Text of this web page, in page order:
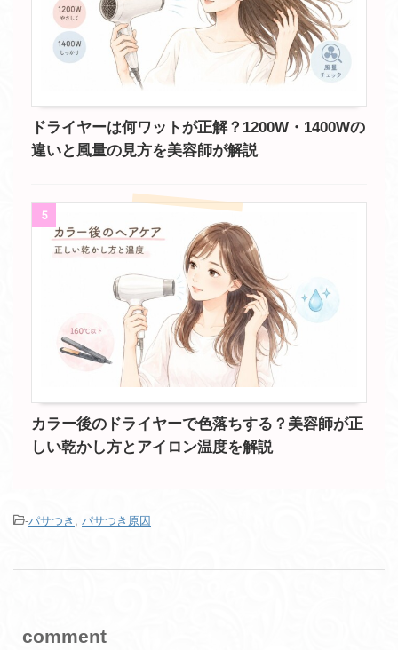
ドライヤーは何ワットが正解？1200W・1400Wの
違いと風量の見方を美容師が解説
5
カラー後のドライヤーで色落ちする？美容師が正
しい乾かし方とアイロン温度を解説
-パサつき , パサつき原因
comment